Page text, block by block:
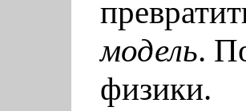
модель.
физики.